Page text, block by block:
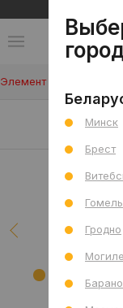
Элемент не найден!
Минск
Брест
Гомель
Гродно